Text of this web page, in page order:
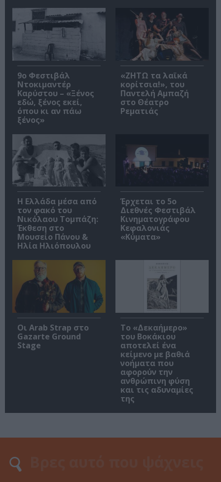
9ο Φεστιβάλ
Ντοκιμαντέρ
Καρύστου – «Ξένος
εδώ, ξένος εκεί,
όπου κι αν πάω
ξένος»
«ΖΗΤΩ τα λαϊκά
κορίτσια!», του
Παντελή Αμπαζή
στο Θέατρο
Ρεματιάς
Η Ελλάδα μέσα από
τον φακό του
Νικόλαου Τομπάζη:
Έκθεση στο
Μουσείο Πάνου &
Ηλία Ηλιόπουλου
Έρχεται το 5ο
Διεθνές Φεστιβάλ
Κινηματογράφου
Κεφαλονιάς
«Κύματα»
Οι Arab Strap στο
Gazarte Ground
Stage
Το «Δεκαήμερο»
του Βοκάκιου
αποτελεί ένα
κείμενο με βαθιά
νοήματα που
αφορούν την
ανθρώπινη φύση
και τις αδυναμίες
της